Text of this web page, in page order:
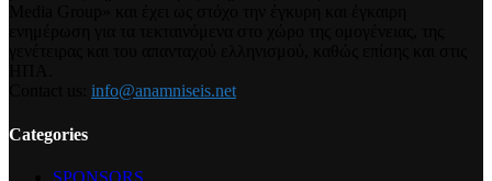
info@anamniseis.net
Categories
SPONSORS